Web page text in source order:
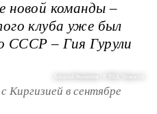
новой команды –
клуба уже был
СССР – Гия Гурули
Алексей Филиппов / © РИА "Новости"
Киргизией в сентябре